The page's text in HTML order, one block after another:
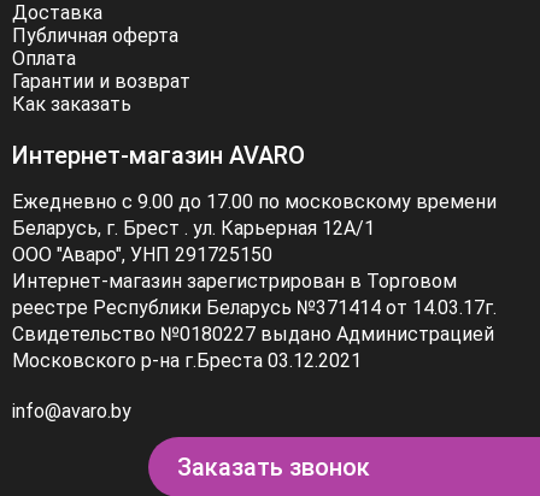
Доставка
Публичная оферта
Оплата
Гарантии и возврат
Как заказать
Интернет-магазин AVARO
Ежедневно с 9.00 до 17.00 по московскому времени
Беларусь, г. Брест . ул. Карьерная 12А/1
ООО "Аваро", УНП 291725150
Интернет-магазин зарегистрирован в Торговом
реестре Республики Беларусь №371414 от 14.03.17г.
Свидетельство №0180227 выдано Администрацией
Московского р-на г.Бреста 03.12.2021
info@avaro.by
Заказать звонок